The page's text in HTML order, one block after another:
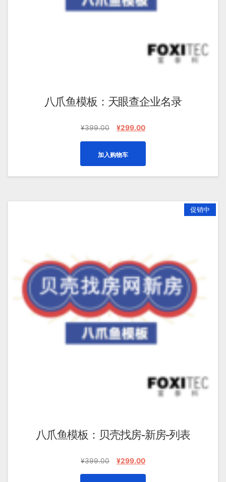
八爪鱼模板：天眼查企业名录
¥399.00
原
¥399.00。
¥299.00当
为：
¥299.00。
加入购物车
促销中
八爪鱼模板：贝壳找房-新房-列表
¥399.00
原¥299.00当